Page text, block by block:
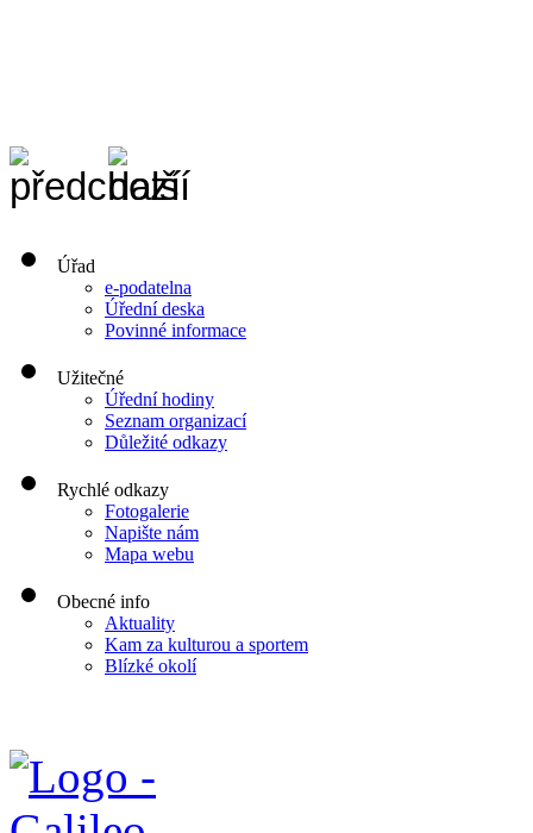
Úřad
e-podatelna
Úřední deska
Povinné informace
Užitečné
Úřední hodiny
Seznam organizací
Důležité odkazy
Rychlé odkazy
Fotogalerie
Napište nám
Mapa webu
Obecné info
Aktuality
Kam za kulturou a sportem
Blízké okolí